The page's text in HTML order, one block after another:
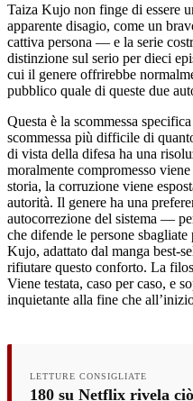
Taiza Kujo non finge di essere
apparente disagio, come un
cattiva persona — e la serie
distinzione sul serio per dieci
cui il genere offrirebbe
pubblico quale di queste due
Questa è la scommessa
scommessa più difficile di
di vista della difesa ha una
moralmente compromesso
storia, la corruzione viene
autorità. Il genere ha una
autocorrezione del sistema —
che difende le persone
Kujo, adattato dal manga best-
rifiutare questo conforto. La
Viene testata, caso per caso, e
inquietante alla fine che
LETTURE CONSIGLIATE
180 su Netflix rivela